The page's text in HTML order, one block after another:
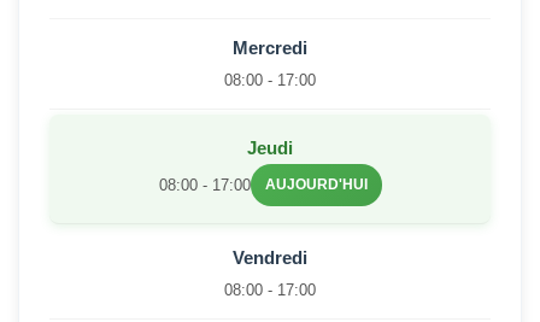
Mercredi
08:00 - 17:00
Jeudi
08:00 - 17:00 AUJOURD'HUI
Vendredi
08:00 - 17:00